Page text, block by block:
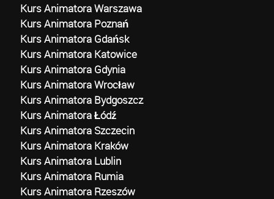
Kurs Animatora Warszawa
Kurs Animatora Poznań
Kurs Animatora Gdańsk
Kurs Animatora Katowice
Kurs Animatora Gdynia
Kurs Animatora Wrocław
Kurs Animatora Bydgoszcz
Kurs Animatora Łódź
Kurs Animatora Szczecin
Kurs Animatora Kraków
Kurs Animatora Lublin
Kurs Animatora Rumia
Kurs Animatora Rzeszów